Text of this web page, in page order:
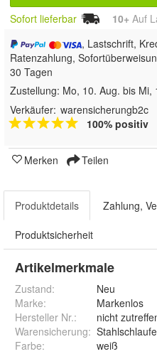
Sofort lieferbar 10+ Auf
, Lastschrift,
Ratenzahlung,
30 Tagen
Zustellung: Mo, 10. Aug. bis Mi,
Verkäufer: warensicherungb2c
100% positiv
Merken Teilen
Produktdetails Zahlung,
Produktsicherheit
Artikelmerkmale
Zustand:
Neu
Marke:
Markenlos
Hersteller Nr.:
nicht
Warensicherung:
Farbe: weiß